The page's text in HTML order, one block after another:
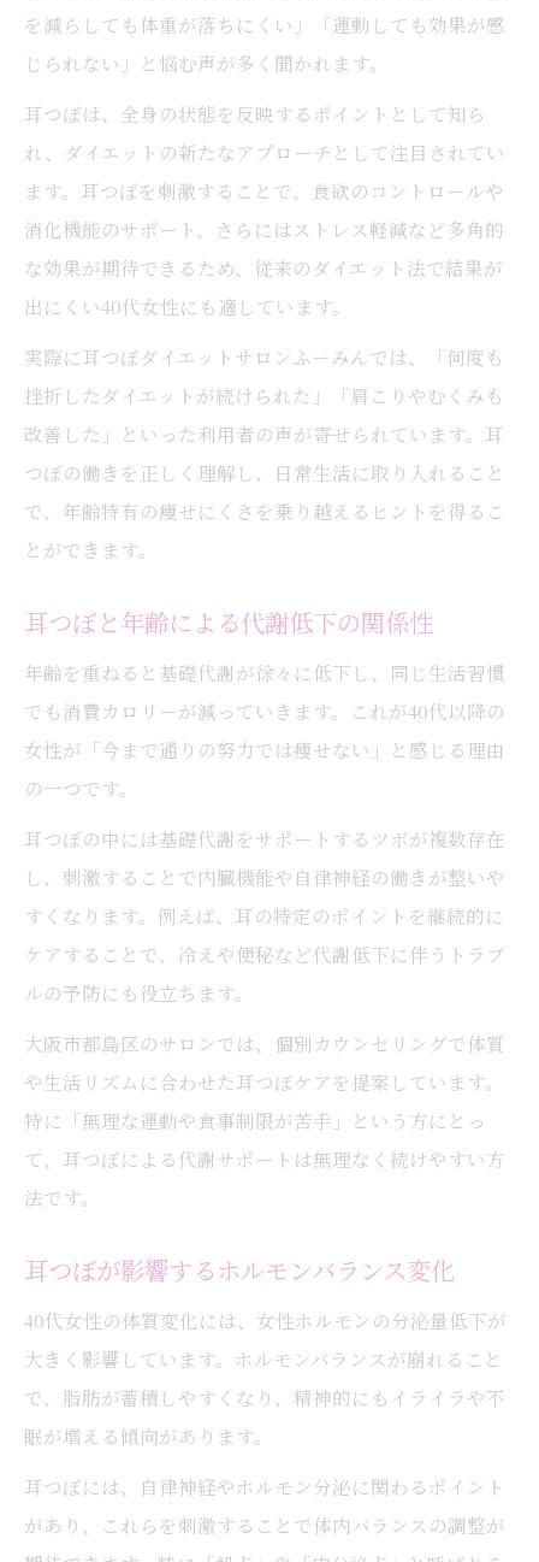
法
耳つぼと深呼吸でリラックス効果も実感
耳つぼ継続で得られる体質改善の実例紹介
ホルモン変化に耳つぼがもたらす影響を解説
耳つぼがホルモンバランスへ与える作用
耳つぼで自律神経を整える仕組みとは
ホルモン変調による不調に耳つぼが有効な
理由
耳つぼ活用で更年期の体調管理をサポート
耳つぼとストレス軽減の関係性を考察
耳つぼでストレス食いを防ぐマインド法
耳つぼ活用でリバウンドしにくい体作り
耳つぼと食事管理で続くダイエット習慣
耳つぼと日常の小さな工夫で痩せやすく
耳つぼダイエットが40代女性に人気の理由
耳つぼで叶えるナチュラルダイエット体験
耳つぼダイエットの安心ポイントを紹介
耳つぼで年齢に負けない美しさを目指す
を減らしても体重が落ちにくい」「運動しても効果が感
じられない」と悩む声が多く聞かれます。
耳つぼは、全身の状態を反映するポイントとして知ら
れ、ダイエットの新たなアプローチとして注目されてい
ます。耳つぼを刺激することで、食欲のコントロールや
消化機能のサポート、さらにはストレス軽減など多角的
な効果が期待できるため、従来のダイエット法で結果が
出にくい40代女性にも適しています。
実際に耳つぼダイエットサロンふーみんでは、「何度も
挫折したダイエットが続けられた」「肩こりやむくみも
改善した」といった利用者の声が寄せられています。耳
つぼの働きを正しく理解し、日常生活に取り入れること
で、年齢特有の痩せにくさを乗り越えるヒントを得るこ
とができます。
耳つぼと年齢による代謝低下の関係性
年齢を重ねると基礎代謝が徐々に低下し、同じ生活習慣
でも消費カロリーが減っていきます。これが40代以降の
女性が「今まで通りの努力では痩せない」と感じる理由
の一つです。
耳つぼの中には基礎代謝をサポートするツボが複数存在
し、刺激することで内臓機能や自律神経の働きが整いや
すくなります。例えば、耳の特定のポイントを継続的に
ケアすることで、冷えや便秘など代謝低下に伴うトラブ
ルの予防にも役立ちます。
大阪市都島区のサロンでは、個別カウンセリングで体質
や生活リズムに合わせた耳つぼケアを提案しています。
特に「無理な運動や食事制限が苦手」という方にとっ
て、耳つぼによる代謝サポートは無理なく続けやすい方
法です。
耳つぼが影響するホルモンバランス変化
40代女性の体質変化には、女性ホルモンの分泌量低下が
大きく影響しています。ホルモンバランスが崩れること
で、脂肪が蓄積しやすくなり、精神的にもイライラや不
眠が増える傾向があります。
耳つぼには、自律神経やホルモン分泌に関わるポイント
があり、これらを刺激することで体内バランスの調整が